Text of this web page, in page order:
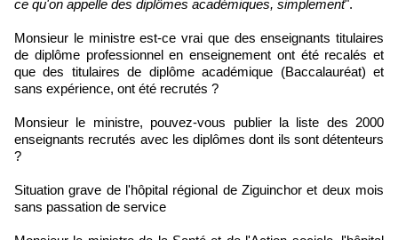
ce qu'on appelle des diplômes académiques, simplement".
Monsieur le ministre est-ce vrai que des enseignants titulaires
de diplôme professionnel en enseignement ont été recalés et
que des titulaires de diplôme académique (Baccalauréat) et
sans expérience, ont été recrutés ?
Monsieur le ministre, pouvez-vous publier la liste des 2000
enseignants recrutés avec les diplômes dont ils sont détenteurs
?
Situation grave de l'hôpital régional de Ziguinchor et deux mois
sans passation de service